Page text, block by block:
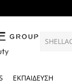
ΕΚΠΑΙΔΕΥΣΗ